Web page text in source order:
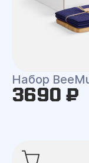
Набор
3690 ₽